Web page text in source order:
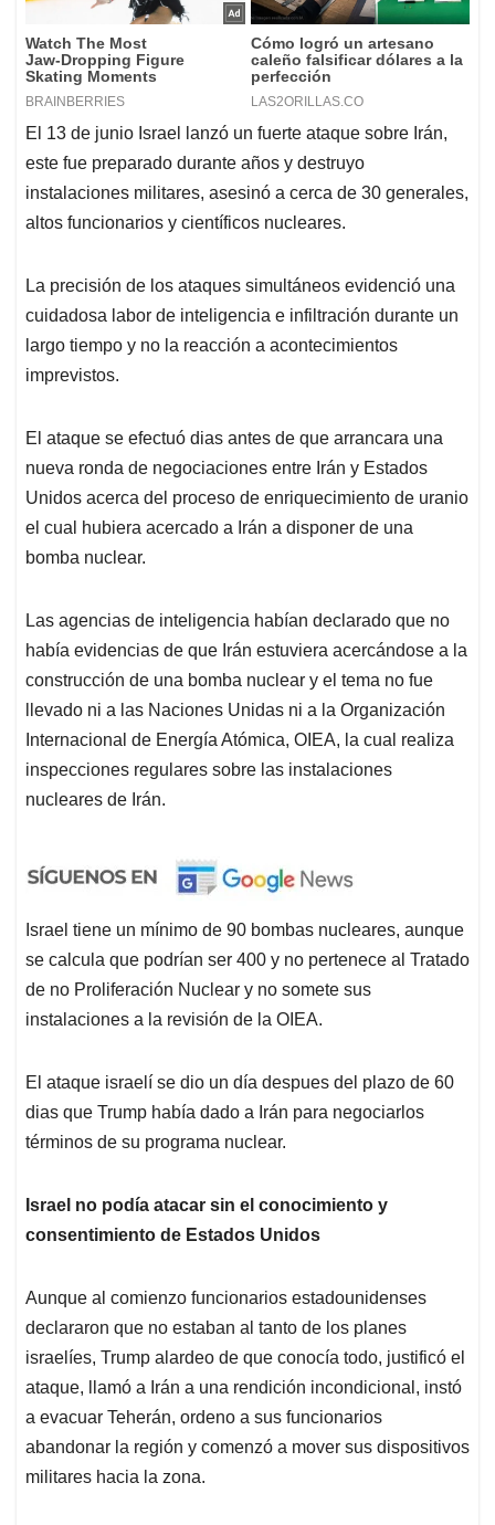
El 13 de junio Israel lanzó un fuerte ataque sobre Irán,
este fue preparado durante años y destruyo
instalaciones militares, asesinó a cerca de 30 generales,
altos funcionarios y científicos nucleares.
La precisión de los ataques simultáneos evidenció una
cuidadosa labor de inteligencia e infiltración durante un
largo tiempo y no la reacción a acontecimientos
imprevistos.
El ataque se efectuó dias antes de que arrancara una
nueva ronda de negociaciones entre Irán y Estados
Unidos acerca del proceso de enriquecimiento de uranio
el cual hubiera acercado a Irán a disponer de una
bomba nuclear.
Las agencias de inteligencia habían declarado que no
había evidencias de que Irán estuviera acercándose a la
construcción de una bomba nuclear y el tema no fue
llevado ni a las Naciones Unidas ni a la Organización
Internacional de Energía Atómica, OIEA, la cual realiza
inspecciones regulares sobre las instalaciones
nucleares de Irán.
Israel tiene un mínimo de 90 bombas nucleares, aunque
se calcula que podrían ser 400 y no pertenece al Tratado
de no Proliferación Nuclear y no somete sus
instalaciones a la revisión de la OIEA.
El ataque israelí se dio un día despues del plazo de 60
dias que Trump había dado a Irán para negociarlos
términos de su programa nuclear.
Israel no podía atacar sin el conocimiento y
consentimiento de Estados Unidos
Aunque al comienzo funcionarios estadounidenses
declararon que no estaban al tanto de los planes
israelíes, Trump alardeo de que conocía todo, justificó el
ataque, llamó a Irán a una rendición incondicional, instó
a evacuar Teherán, ordeno a sus funcionarios
abandonar la región y comenzó a mover sus dispositivos
militares hacia la zona.